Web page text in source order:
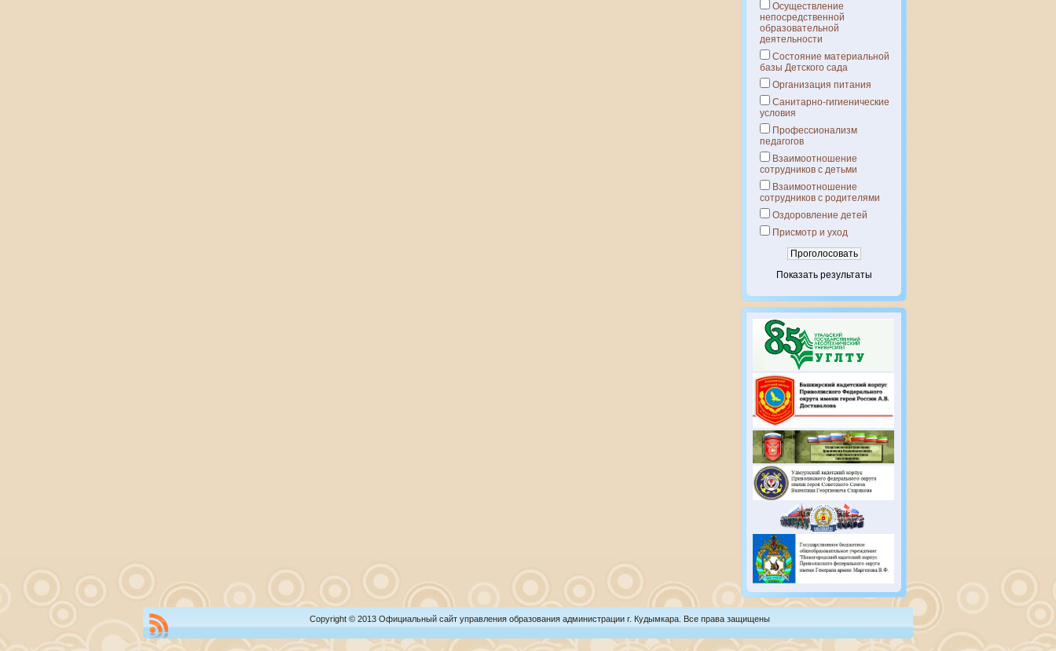
Осуществление
непосредственной
образовательной
деятельности
Состояние материальной
базы Детского сада
Организация питания
Санитарно-гигиенические
условия
Профессионализм
педагогов
Взаимоотношение
сотрудников с детьми
Взаимоотношение
сотрудников с родителями
Оздоровление детей
Присмотр и уход
Показать результаты
Copyright © 2013 Официальный сайт управления образования администрации г. Кудымкара. Все права защищены